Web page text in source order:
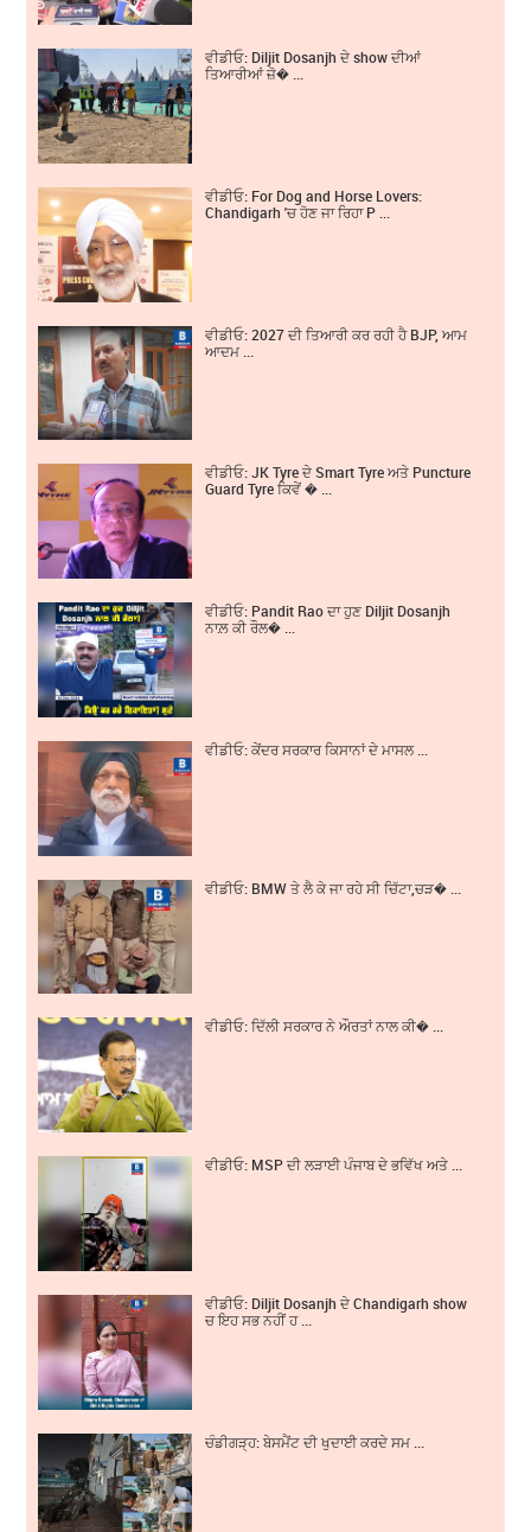
ਵੀਡੀਓ: Diljit Dosanjh ਦੇ show ਦੀਆਂ
ਤਿਆਰੀਆਂ ਜ਼ੋ� ...
ਵੀਡੀਓ: For Dog and Horse Lovers:
Chandigarh 'ਚ ਹੋਣ ਜਾ ਰਿਹਾ P ...
ਵੀਡੀਓ: 2027 ਦੀ ਤਿਆਰੀ ਕਰ ਰਹੀ ਹੈ BJP, ਆਮ
ਆਦਮ ...
ਵੀਡੀਓ: JK Tyre ਦੇ Smart Tyre ਅਤੇ Puncture
Guard Tyre ਕਿਵੇਂ � ...
ਵੀਡੀਓ: Pandit Rao ਦਾ ਹੁਣ Diljit Dosanjh
ਨਾਲ਼ ਕੀ ਰੌਲ� ...
ਵੀਡੀਓ: ਕੇਂਦਰ ਸਰਕਾਰ ਕਿਸਾਨਾਂ ਦੇ ਮਾਸਲ ...
ਵੀਡੀਓ: BMW ਤੇ ਲੈ ਕੇ ਜਾ ਰਹੇ ਸੀ ਚਿੱਟਾ,ਚੜ� ...
ਵੀਡੀਓ: ਦਿੱਲੀ ਸਰਕਾਰ ਨੇ ਔਰਤਾਂ ਨਾਲ ਕੀ� ...
ਵੀਡੀਓ: MSP ਦੀ ਲੜਾਈ ਪੰਜਾਬ ਦੇ ਭਵਿੱਖ ਅਤੇ ...
ਵੀਡੀਓ: Diljit Dosanjh ਦੇ Chandigarh show
ਚ ਇਹ ਸਭ ਨਹੀਂ ਹ ...
ਚੰਡੀਗੜ੍ਹ: ਬੇਸਮੈਂਟ ਦੀ ਖੁਦਾਈ ਕਰਦੇ ਸਮ ...